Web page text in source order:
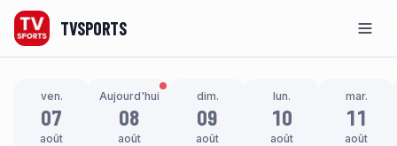
TVSPORTS
ven.
07
août
Aujourd'hui
08
août
dim.
09
août
lun.
10
août
mar.
11
août